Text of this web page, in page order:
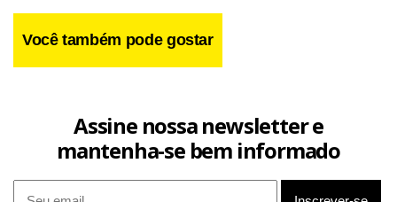
Você também pode gostar
Assine nossa newsletter e
mantenha-se bem informado